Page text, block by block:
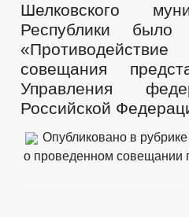
Шелковского
Республики
совещания
Управления
Российской
Опубликовано в рубрике
о проведенном совещании